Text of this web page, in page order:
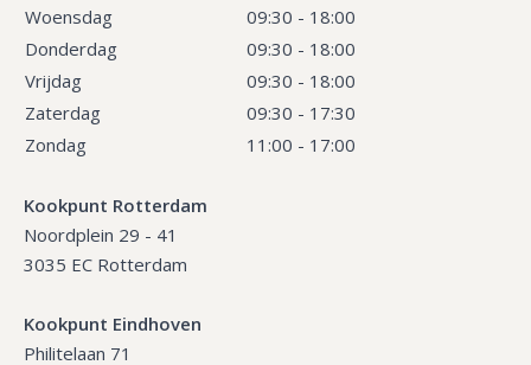
Woensdag
09:30 - 18:00
Donderdag
09:30 - 18:00
Vrijdag
09:30 - 18:00
Zaterdag
09:30 - 17:30
Zondag
11:00 - 17:00
Kookpunt Rotterdam
Noordplein 29 - 41
3035 EC Rotterdam
Kookpunt Eindhoven
Philitelaan 71